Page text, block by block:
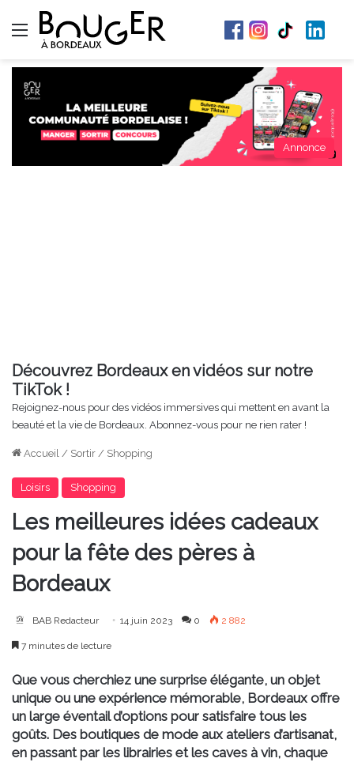
Menu
Annonce
Découvrez Bordeaux en vidéos sur notre
TikTok !
Rejoignez-nous pour des vidéos immersives qui mettent en avant la
beauté et la vie de Bordeaux. Abonnez-vous pour ne rien rater !
Accueil / Sortir / Shopping
Loisirs Shopping
Les meilleures idées cadeaux
pour la fête des pères à
Bordeaux
BAB Redacteur 14 juin 2023 0 2 882
7 minutes de lecture
Que vous cherchiez une surprise élégante, un objet
unique ou une expérience mémorable, Bordeaux offre
un large éventail d’options pour satisfaire tous les
goûts. Des boutiques de mode aux ateliers d’artisanat,
en passant par les librairies et les caves à vin, chaque